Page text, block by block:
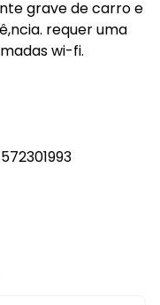
grave de carro e
requer uma
wi-fi.